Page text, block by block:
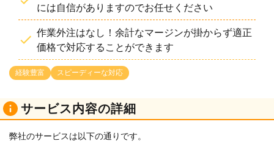
には自信がありますのでお任せください
作業外注はなし！余計なマージンが掛からず適正
価格で対応することができます
経験豊富 スピーディーな対応
サービス内容の詳細
弊社のサービスは以下の通りです。